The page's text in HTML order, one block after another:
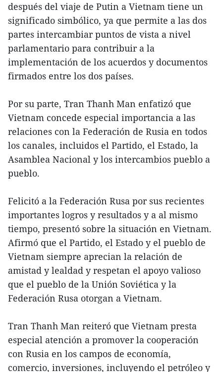
después del viaje de Putin a Vietnam tiene un
significado simbólico, ya que permite a las dos
partes intercambiar puntos de vista a nivel
parlamentario para contribuir a la
implementación de los acuerdos y documentos
firmados entre los dos países.
Por su parte, Tran Thanh Man enfatizó que
Vietnam concede especial importancia a las
relaciones con la Federación de Rusia en todos
los canales, incluidos el Partido, el Estado, la
Asamblea Nacional y los intercambios pueblo a
pueblo.
Felicitó a la Federación Rusa por sus recientes
importantes logros y resultados y a al mismo
tiempo, presentó sobre la situación en Vietnam.
Afirmó que el Partido, el Estado y el pueblo de
Vietnam siempre aprecian la relación de
amistad y lealdad y respetan el apoyo valioso
que el pueblo de la Unión Soviética y la
Federación Rusa otorgan a Vietnam.
Tran Thanh Man reiteró que Vietnam presta
especial atención a promover la cooperación
con Rusia en los campos de economía,
comercio, inversiones, incluyendo el petróleo y